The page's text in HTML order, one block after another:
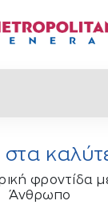
φροντίδα
Άνθρωπο